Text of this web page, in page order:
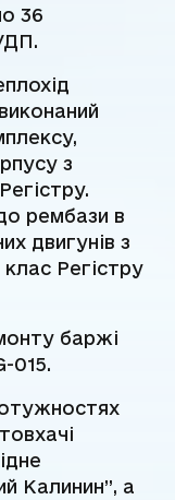
36
з
рембази в
двигунів з
Регістру
баржі
015.
Калинин”, а